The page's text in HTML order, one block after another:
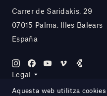
Carrer de Saridakis, 29
07015 Palma, Illes Balears
España
Legal
Aquesta web utilitza